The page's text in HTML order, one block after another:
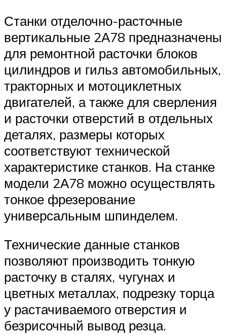
Станки отделочно-расточные
вертикальные 2А78 предназначены
для ремонтной расточки блоков
цилиндров и гильз автомобильных,
тракторных и мотоциклетных
двигателей, а также для сверления
и расточки отверстий в отдельных
деталях, размеры которых
соответствуют технической
характеристике станков. На станке
модели 2А78 можно осуществлять
тонкое фрезерование
универсальным шпинделем.
Технические данные станков
позволяют производить тонкую
расточку в сталях, чугунах и
цветных металлах, подрезку торца
у растачиваемого отверстия и
безрисочный вывод резца.